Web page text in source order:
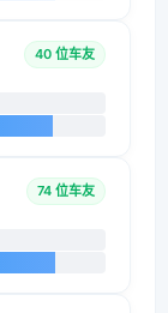
40 位车友
74 位车友